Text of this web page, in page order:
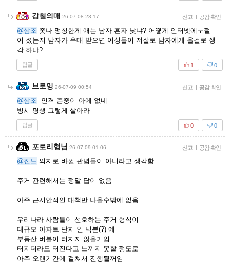
강철의매 26-07-08 23:17 신고 | 공감 확인
@삼조 좃나 멍청한게 애는 남자 혼자 낮냐? 어떻게 인터넷에ㅜ절
여 졌는지 남자가 우대 받으면 여성들이 저잘로 남자에게 올걸로 생
각 하냐?
답글 0
1
브로잉 26-07-09 00:54 신고 | 공감 확인
@삼조 인격 존중이 아에 없네
빙시 평생 그렇게 살아라
답글 0
0
포로리형님 26-07-09 01:06 신고 | 공감 확인
@진느 의지로 바뀔 관념들이 아니라고 생각함
주거 관련해서는 정말 답이 없음
아주 근시안적인 대책만 나올수밖에 없음
우리나라 사람들이 선호하는 주거 형식이
대규모 아파트 단지 인 덕분(?) 에
부동산 버블이 터지지 않을거임
터지더라도 터진다고 느끼지 못할 정도로
아주 오랜기간에 걸쳐서 진행될꺼임